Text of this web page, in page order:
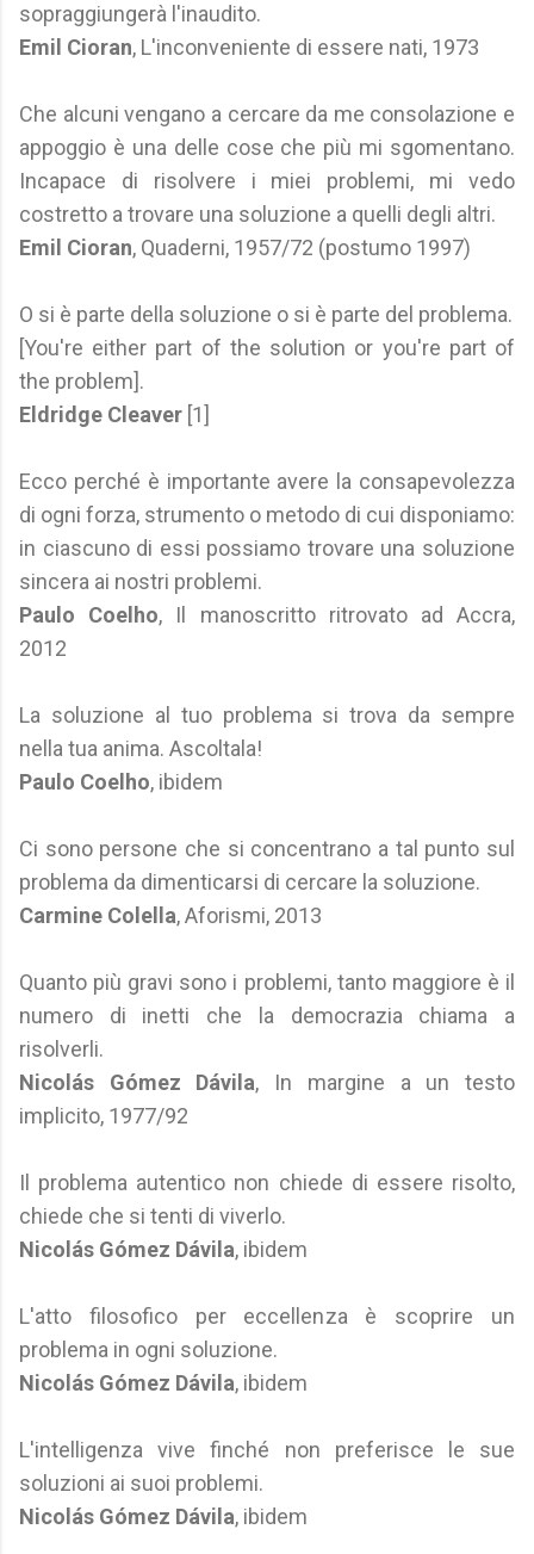
sopraggiungerà l'inaudito.
Emil Cioran, L'inconveniente di essere nati, 1973
Che alcuni vengano a cercare da me consolazione e
appoggio è una delle cose che più mi sgomentano.
Incapace di risolvere i miei problemi, mi vedo
costretto a trovare una soluzione a quelli degli altri.
Emil Cioran, Quaderni, 1957/72 (postumo 1997)
O si è parte della soluzione o si è parte del problema.
[You're either part of the solution or you're part of
the problem].
Eldridge Cleaver [1]
Ecco perché è importante avere la consapevolezza
di ogni forza, strumento o metodo di cui disponiamo:
in ciascuno di essi possiamo trovare una soluzione
sincera ai nostri problemi.
Paulo Coelho, Il manoscritto ritrovato ad Accra,
2012
La soluzione al tuo problema si trova da sempre
nella tua anima. Ascoltala!
Paulo Coelho, ibidem
Ci sono persone che si concentrano a tal punto sul
problema da dimenticarsi di cercare la soluzione.
Carmine Colella, Aforismi, 2013
Quanto più gravi sono i problemi, tanto maggiore è il
numero di inetti che la democrazia chiama a
risolverli.
Nicolás Gómez Dávila, In margine a un testo
implicito, 1977/92
Il problema autentico non chiede di essere risolto,
chiede che si tenti di viverlo.
Nicolás Gómez Dávila, ibidem
L'atto filosofico per eccellenza è scoprire un
problema in ogni soluzione.
Nicolás Gómez Dávila, ibidem
L'intelligenza vive finché non preferisce le sue
soluzioni ai suoi problemi.
Nicolás Gómez Dávila, ibidem